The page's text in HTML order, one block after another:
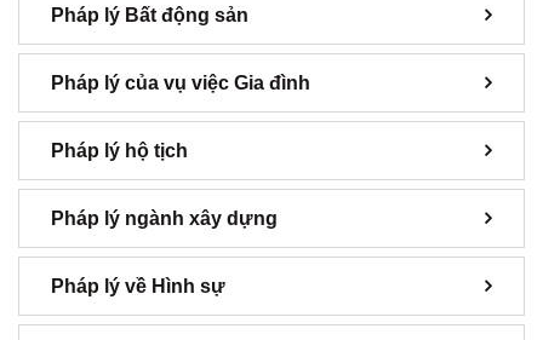
Pháp lý Bất động sản
Pháp lý của vụ việc Gia đình
Pháp lý hộ tịch
Pháp lý ngành xây dựng
Pháp lý về Hình sự